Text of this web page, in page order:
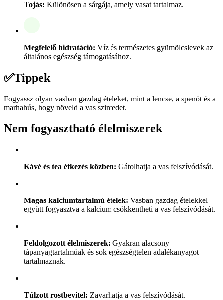
Tojás: Különösen a sárgája, amely vasat tartalmaz.
Megfelelő hidratáció: Víz és természetes gyümölcslevek az
általános egészség támogatásához.
✅Tippek
Fogyassz olyan vasban gazdag ételeket, mint a lencse, a spenót és a
marhahús, hogy növeld a vas szintedet.
Nem fogyasztható élelmiszerek
Kávé és tea étkezés közben: Gátolhatja a vas felszívódását.
Magas kalciumtartalmú ételek: Vasban gazdag ételekkel
együtt fogyasztva a kalcium csökkentheti a vas felszívódását.
Feldolgozott élelmiszerek: Gyakran alacsony
tápanyagtartalmúak és sok egészségtelen adalékanyagot
tartalmaznak.
Túlzott rostbevitel: Zavarhatja a vas felszívódását.